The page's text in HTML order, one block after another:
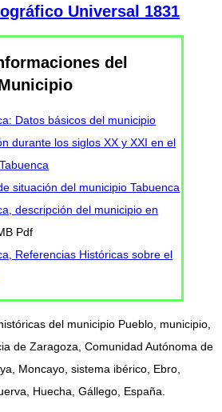
Universal 1831
del
Datos básicos del municipio
durante los siglos XX y XXI en el
situación del municipio Tabuenca
descripción del municipio en
Pdf
Referencias Históricas sobre el
del municipio Pueblo, municipio,
de Zaragoza, Comunidad Autónoma de
Moncayo, sistema ibérico, Ebro,
Huecha, Gállego, España.